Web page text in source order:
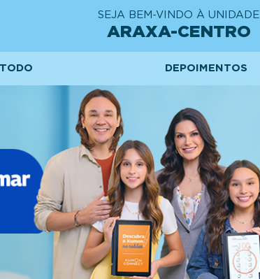
SEJA BEM-VINDO À UNIDADE
ARAXA-CENTRO
DEPOIMENTOS